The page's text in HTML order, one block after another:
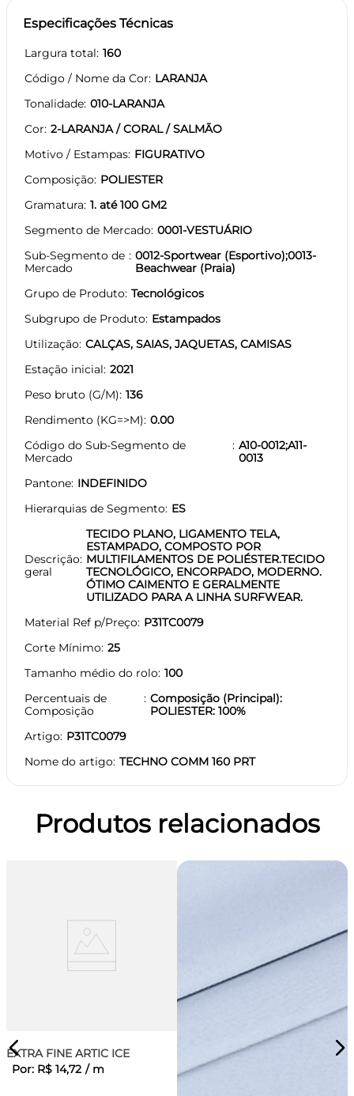
Especificações Técnicas
Largura total 160
Código / Nome da Cor LARANJA
Tonalidade 010-LARANJA
Cor 2-LARANJA / CORAL / SALMÃO
Motivo / Estampas FIGURATIVO
Composição POLIESTER
Gramatura 1. até 100 GM2
Segmento de Mercado 0001-VESTUÁRIO
Sub-Segmento de
Mercado
0012-Sportwear (Esportivo);0013-
Beachwear (Praia)
Grupo de Produto Tecnológicos
Subgrupo de Produto Estampados
Utilização CALÇAS, SAIAS, JAQUETAS, CAMISAS
Estação inicial 2021
Peso bruto (G/M) 136
Rendimento (KG=>M) 0.00
Código do Sub-Segmento de
Mercado
A10-0012;A11-
0013
Pantone INDEFINIDO
Hierarquias de Segmento ES
Descrição
geral
TECIDO PLANO, LIGAMENTO TELA,
ESTAMPADO, COMPOSTO POR
MULTIFILAMENTOS DE POLIÉSTER.TECIDO
TECNOLÓGICO, ENCORPADO, MODERNO.
ÓTIMO CAIMENTO E GERALMENTE
UTILIZADO PARA A LINHA SURFWEAR.
Material Ref p/Preço P31TC0079
Corte Mínimo 25
Tamanho médio do rolo 100
Percentuais de
Composição
Composição (Principal):
POLIESTER: 100%
Artigo P31TC0079
Nome do artigo TECHNO COMM 160 PRT
Produtos relacionados
EXTRA FINE ARTIC ICE
Por: R$ 14,72 / m